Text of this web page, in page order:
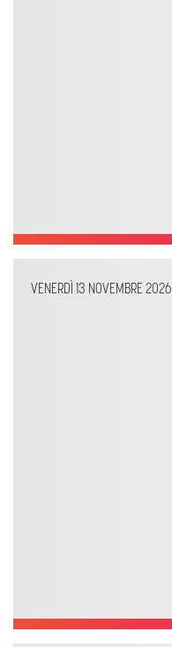
VENERDÌ 13 NOVEMBRE 2026